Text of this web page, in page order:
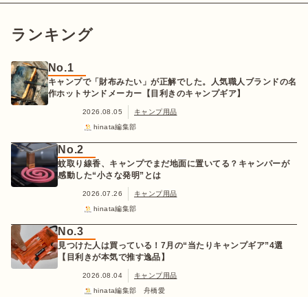
ランキング
No.1
キャンプで「財布みたい」が正解でした。人気職人ブランドの名
作ホットサンドメーカー【目利きのキャンプギア】
2026.08.05
キャンプ用品
hinata編集部
No.2
蚊取り線香、キャンプでまだ地面に置いてる？キャンパーが
感動した“小さな発明”とは
2026.07.26
キャンプ用品
hinata編集部
No.3
見つけた人は買っている！7月の“当たりキャンプギア”4選
【目利きが本気で推す逸品】
2026.08.04
キャンプ用品
hinata編集部 舟橋愛